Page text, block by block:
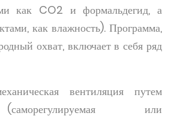
как CO2 и формальдегид, а
как влажность). Программа,
охват, включает в себя ряд
вентиляция путем
или